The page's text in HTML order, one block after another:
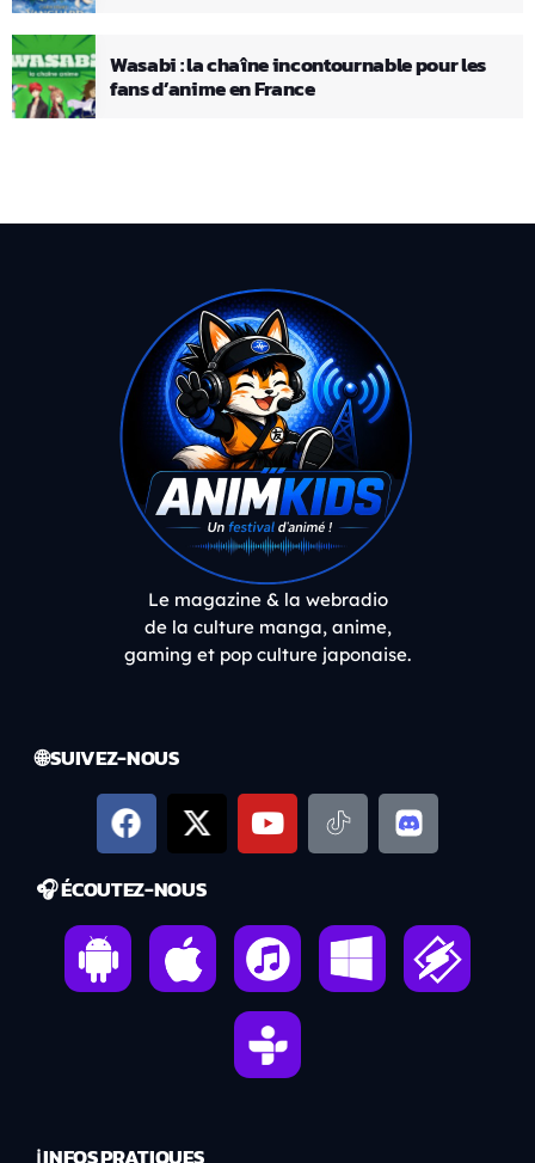
Wasabi : la chaîne incontournable pour les
fans d’anime en France
Le magazine & la webradio
de la culture manga, anime,
gaming et pop culture japonaise.
🌐 SUIVEZ-NOUS
🎧 ÉCOUTEZ-NOUS
ℹ️ INFOS PRATIQUES